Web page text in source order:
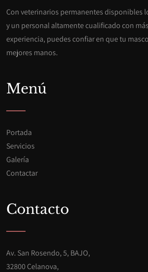
Con veterinarios permanentes disponibles
y un personal altamente cualificado con
experiencia, puedes confiar en que tu
mejores manos.
Menú
Portada
Servicios
Galería
Contactar
Contacto
Av. San Rosendo, 5, BAJO,
32800 Celanova,